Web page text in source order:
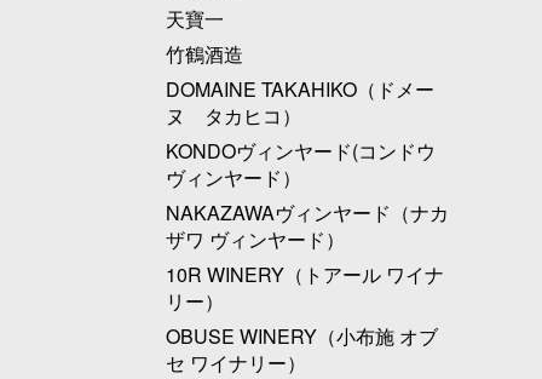
天寶一
竹鶴酒造
DOMAINE TAKAHIKO（ドメー
ヌ タカヒコ）
KONDOヴィンヤード(コンドウ
ヴィンヤード）
NAKAZAWAヴィンヤード（ナカ
ザワ ヴィンヤード）
10R WINERY（トアール ワイナ
リー）
OBUSE WINERY（小布施 オブ
セ ワイナリー）